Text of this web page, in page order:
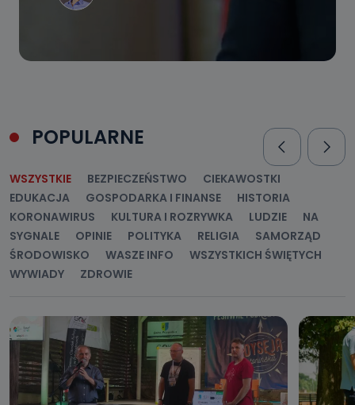
POPULARNE
WSZYSTKIE BEZPIECZEŃSTWO
CIEKAWOSTKI
EDUKACJA
GOSPODARKA I FINANSE
HISTORIA
KORONAWIRUS
KULTURA I ROZRYWKA LUDZIE
NA
SYGNALE
OPINIE POLITYKA RELIGIA
SAMORZĄD
ŚRODOWISKO
WASZE INFO
WSZYSTKICH ŚWIĘTYCH
WYWIADY
ZDROWIE